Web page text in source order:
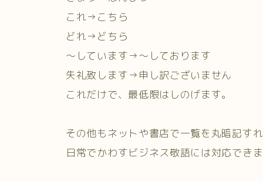
これ→こちら
どれ→どちら
～しています→～しております
失礼致します→申し訳ございません
これだけで、最低限はしのげます。
その他もネットや書店で一覧を丸暗記す
日常でかわすビジネス敬語には対応できま